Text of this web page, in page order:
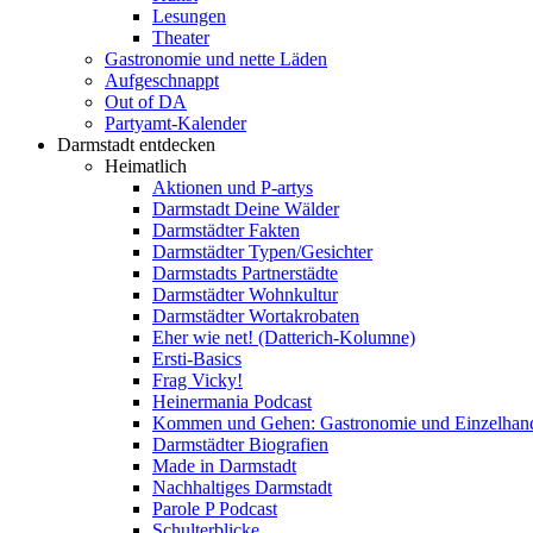
Lesungen
Theater
Gastronomie und nette Läden
Aufgeschnappt
Out of DA
Partyamt-Kalender
Darmstadt entdecken
Heimatlich
Aktionen und P-artys
Darmstadt Deine Wälder
Darmstädter Fakten
Darmstädter Typen/Gesichter
Darmstadts Partnerstädte
Darmstädter Wohnkultur
Darmstädter Wortakrobaten
Eher wie net! (Datterich-Kolumne)
Ersti-Basics
Frag Vicky!
Heinermania Podcast
Kommen und Gehen: Gastronomie und
Darmstädter Biografien
Made in Darmstadt
Nachhaltiges Darmstadt
Parole P Podcast